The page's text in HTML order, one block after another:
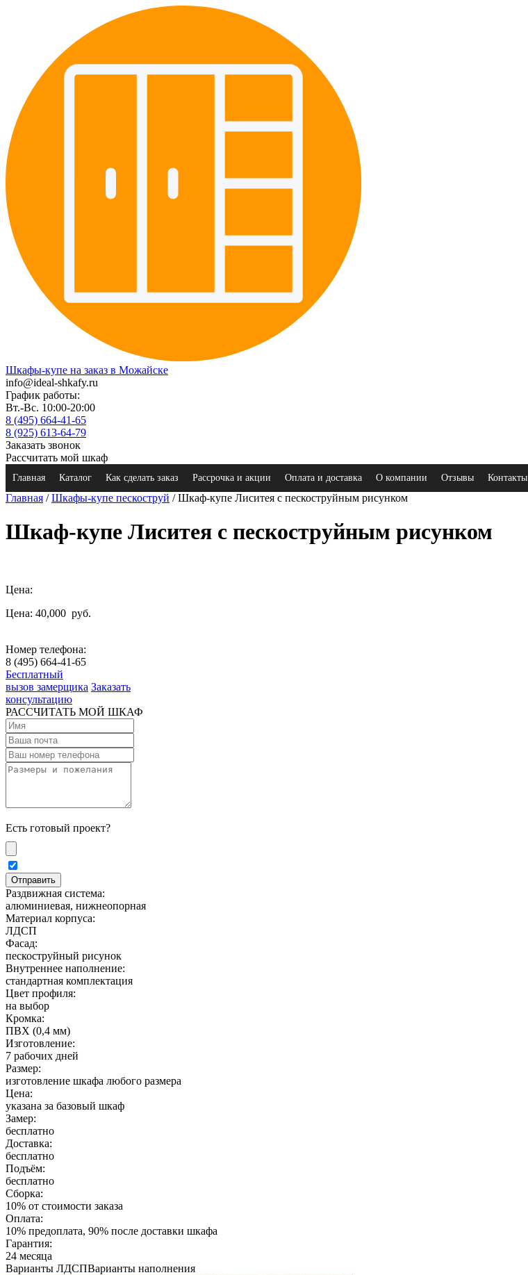
Шкафы-купе на заказ в Можайске
info@ideal-shkafy.ru
График работы:
Вт.-Вс. 10:00-20:00
8 (495) 664-41-65
8 (925) 613-64-79
Заказать звонок
Рассчитать мой шкаф
Главная Каталог Как сделать заказ Рассрочка и акции Оплата и доставка О компании Отзывы Контакты
Главная /Шкафы-купе пескоструй / Шкаф-купе Лиситея с пескоструйным рисунком
Шкаф-купе Лиситея с пескоструйным рисунком
Цена:
Цена: 40,000 руб.
Номер телефона:
8 (495) 664-41-65
Бесплатный
вызов замерщика Заказать
консультацию
РАССЧИТАТЬ МОЙ ШКАФ
Есть готовый проект?
Раздвижная система:
алюминиевая, нижнеопорная
Материал корпуса:
ЛДСП
Фасад:
пескоструйный рисунок
Внутреннее наполнение:
стандартная комплектация
Цвет профиля:
на выбор
Кромка:
ПВХ (0,4 мм)
Изготовление:
7 рабочих дней
Размер:
изготовление шкафа любого размера
Цена:
указана за базовый шкаф
Замер:
бесплатно
Доставка:
бесплатно
Подъём:
бесплатно
Сборка:
10% от стоимости заказа
Оплата:
10% предоплата, 90% после доставки шкафа
Гарантия:
24 месяца
Варианты ЛДСПВарианты наполнения